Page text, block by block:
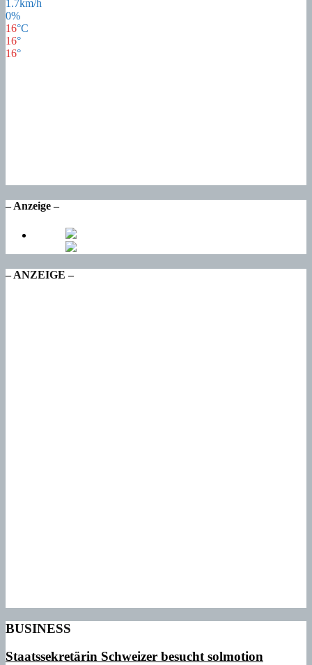
1.7km/h
0%
16°C
16°
16°
– Anzeige –
– ANZEIGE –
BUSINESS
Staatssekretärin Schweizer besucht solmotion